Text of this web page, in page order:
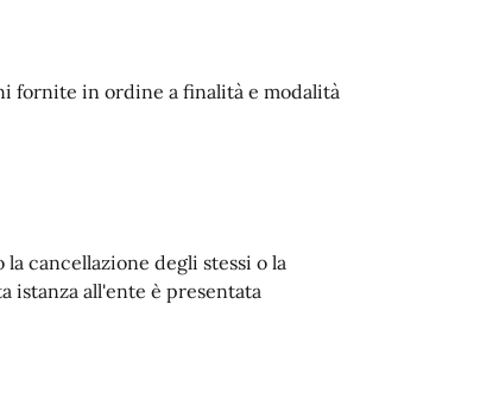
fornite in ordine a finalità e modalità
cancellazione degli stessi o la
istanza all'ente è presentata